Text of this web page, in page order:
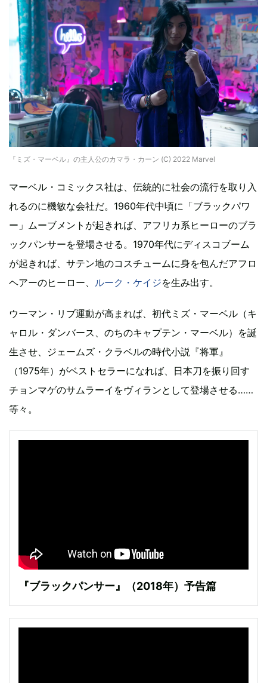
『ミズ・マーベル』の主人公のカマラ・カーン (C) 2022 Marvel
マーベル・コミックス社は、伝統的に社会の流行を取り入
れるのに機敏な会社だ。1960年代中頃に「ブラックパワ
ー」ムーブメントが起きれば、アフリカ系ヒーローのブラ
ックパンサーを登場させる。1970年代にディスコブーム
が起きれば、サテン地のコスチュームに身を包んだアフロ
ヘアーのヒーロー、 ルーク・ケイジを生み出す。
ウーマン・リブ運動が高まれば、初代ミズ・マーベル（キ
ャロル・ダンバース、のちのキャプテン・マーベル）を誕
生させ、ジェームズ・クラベルの時代小説『将軍』
（1975年）がベストセラーになれば、日本刀を振り回す
チョンマゲのサムラーイをヴィランとして登場させる……
等々。
『ブラックパンサー』（2018年）予告篇